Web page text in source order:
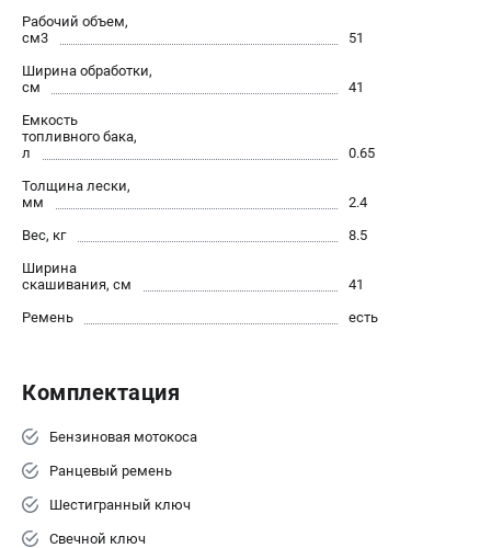
Режим работы колл-центра:
+7 (8112) 59-12-69
Рабочий объем,
см3
51
Ширина обработки,
см
41
Емкость
топливного бака,
л
0.65
Толщина лески,
мм
2.4
Вес, кг
8.5
Ширина
скашивания, см
41
Ремень
есть
Комплектация
Бензиновая мотокоса
Ранцевый ремень
Шестигранный ключ
Свечной ключ